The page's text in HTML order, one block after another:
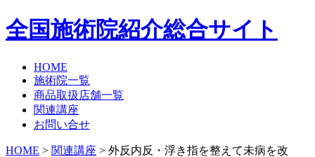
全国施術院紹介総合サイト
HOME
施術院一覧
商品取扱店舗一覧
関連講座
お問い合せ
HOME > 関連講座 > 外反内反・浮き指を整えて未病を改